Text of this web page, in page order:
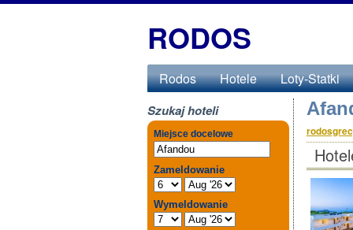
RODOS
Rodos Hotele Loty-Statki
Szukaj hoteli